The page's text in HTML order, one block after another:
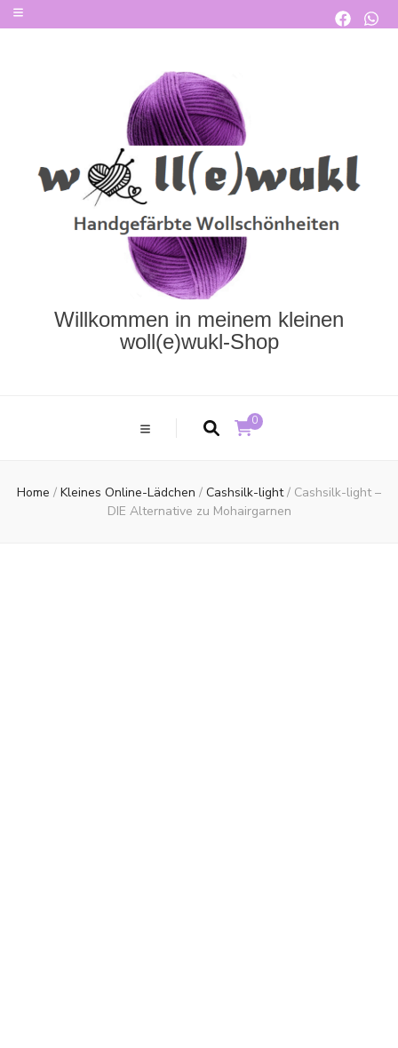
Willkommen in meinem kleinen
woll(e)wukl-Shop
0
Home / Kleines Online-Lädchen / Cashsilk-light/ Cashsilk-light –
DIE Alternative zu Mohairgarnen